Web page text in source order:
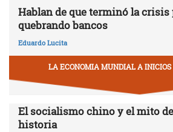
Hablan de que terminó la crisis
quebrando bancos
Eduardo Lucita
LA ECONOMIA MUNDIAL A INICIOS
El socialismo chino y el mito
historia